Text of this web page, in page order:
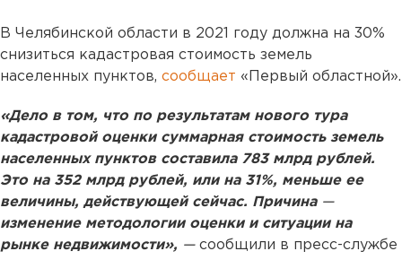
В Челябинской области в 2021 году должна на 30%
снизиться кадастровая стоимость земель
населенных пунктов, сообщает «Первый областной».
«Дело в том, что по результатам нового тура
кадастровой оценки суммарная стоимость земель
населенных пунктов составила 783 млрд рублей.
Это на 352 млрд рублей, или на 31%, меньше ее
величины, действующей сейчас. Причина —
изменение методологии оценки и ситуации на
рынке недвижимости», —сообщили в пресс-службе